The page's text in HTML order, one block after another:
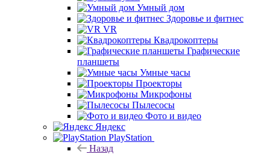
Умный дом
Здоровье и фитнес
VR
Квадрокоптеры
Графические
планшеты
Умные часы
Проекторы
Микрофоны
Пылесосы
Фото и видео
Яндекс
PlayStation
Назад